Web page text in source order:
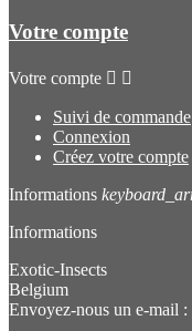
Votre compte
Votre compte  
Suivi de commande
Connexion
Créez votre compte
Informations
Informations
Exotic-Insects
Belgium
Envoyez-nous un e-mail :